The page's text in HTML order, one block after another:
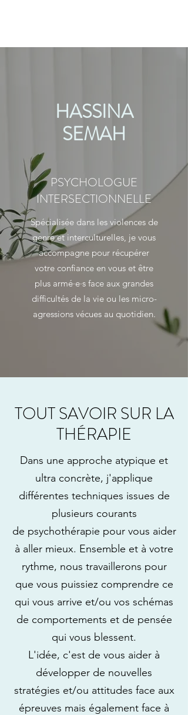
HASSINA
SEMAH
PSYCHOLOGUE
INTERSECTIONNELLE
Spécialisée dans les violences de
genre et interculturelles, je vous
accompagne pour récupérer
votre confiance en vous et être
plus armé·e·s face aux grandes
difficultés de la vie ou les micro-
agressions vécues au quotidien.
TOUT SAVOIR SUR LA
THÉRAPIE
Dans une approche atypique et
ultra concrète, j'applique
différentes techniques issues de
plusieurs courants
de psychothérapie pour vous aider
à aller mieux. Ensemble et à votre
rythme, nous travaillerons pour
que vous puissiez comprendre ce
qui vous arrive et/ou vos schémas
de comportements et de pensée
qui vous blessent.
L'idée, c'est de vous aider à
développer de nouvelles
stratégies et/ou attitudes face aux
épreuves mais également face à